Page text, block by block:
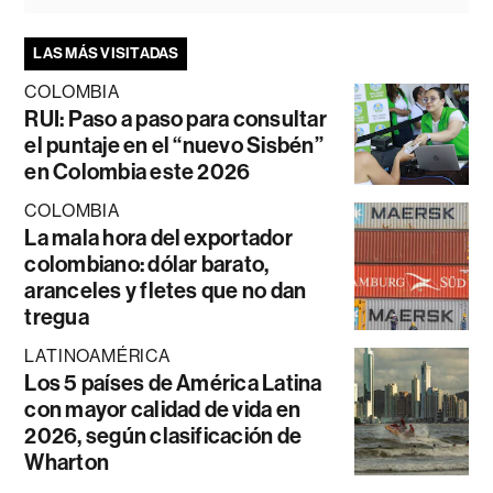
LAS MÁS VISITADAS
COLOMBIA
RUI: Paso a paso para consultar
el puntaje en el “nuevo Sisbén”
en Colombia este 2026
COLOMBIA
La mala hora del exportador
colombiano: dólar barato,
aranceles y fletes que no dan
tregua
LATINOAMÉRICA
Los 5 países de América Latina
con mayor calidad de vida en
2026, según clasificación de
Wharton